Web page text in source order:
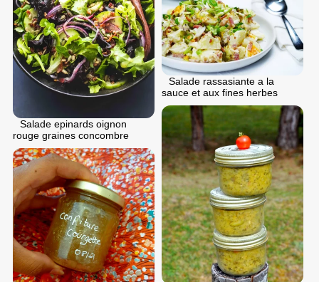
Salade epinards oignon
rouge graines concombre
Salade rassasiante a la
sauce et aux fines herbes